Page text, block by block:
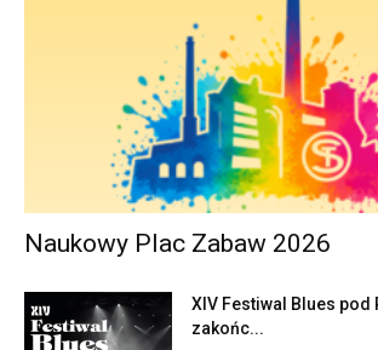
Naukowy Plac Zabaw 2026
XIV Festiwal Blues pod
zakońc...